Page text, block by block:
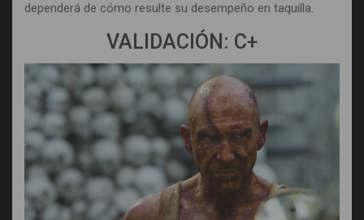
dependerá de cómo resulte su desempeño en taquilla.
VALIDACIÓN: C+